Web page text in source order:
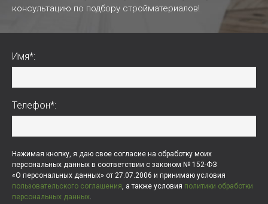
консультацию по подбору стройматериалов!
Имя*:
Телефон*:
Нажимая кнопку, я даю свое согласие на обработку моих
персональных данных в соответствии с законом № 152-ФЗ
«О персональных данных» от 27.07.2006 и принимаю условия
пользовательского соглашения, а также условия политики обработки
персональных данных.